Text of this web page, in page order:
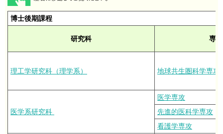
博士後期課程
研究科 専攻
理工学研究科（理学系） 地球共生圏科学専攻
医学系研究科
医学専攻
先進的医科学専攻
看護学専攻